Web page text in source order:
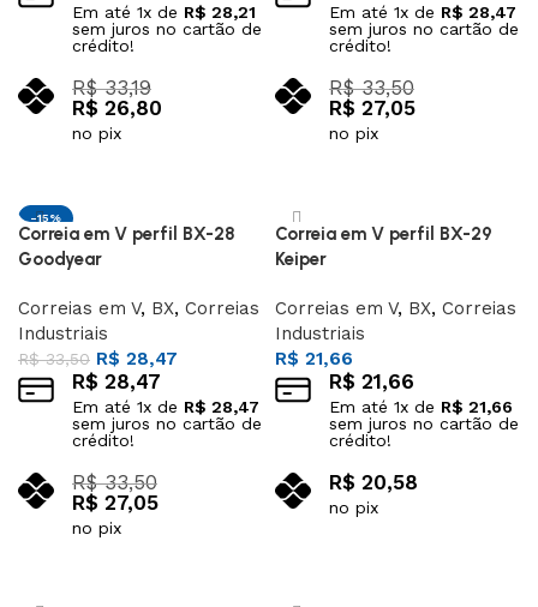
Em até 1x de R$ 28,21
sem juros no cartão de
crédito!
R$33,19
R$ 26,80
no pix
Em até 1x de R$ 28,47
sem juros no cartão de
crédito!
R$33,50
R$ 27,05
no pix
-15%
Correia em V perfil BX-28
Goodyear
Correias em V, BX, Correias
Industriais
R$33,50 R$ 28,47
R$ 28,47
Em até 1x de R$ 28,47
sem juros no cartão de
crédito!
R$33,50
R$ 27,05
no pix
Correia em V perfil BX-29
Keiper
Correias em V, BX, Correias
Industriais
R$ 21,66
R$ 21,66
Em até 1x de R$ 21,66
sem juros no cartão de
crédito!
R$ 20,58
no pix